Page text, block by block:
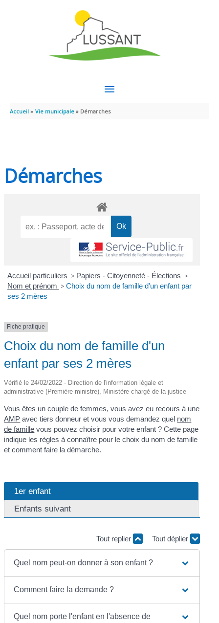
MENU
PRINCIPAL
Accueil Vie municipale Démarches
Démarches
Accueil particuliers > Papiers - Citoyenneté - Élections >
Nom et prénom > Choix du nom de famille d'un enfant par
ses 2 mères
Fiche pratique
Choix du nom de famille d'un
enfant par ses 2 mères
Vérifié le 24/02/2022 - Direction de l'information légale et
administrative (Première ministre), Ministère chargé de la justice
Vous êtes un couple de femmes, vous avez eu recours à une
AMP avec tiers donneur et vous vous demandez quel nom
de famille vous pouvez choisir pour votre enfant ? Cette page
indique les règles à connaître pour le choix du nom de famille
et comment faire la démarche.
1er enfant
Enfants suivant
Tout replier Tout déplier
Quel nom peut-on donner à son enfant ?
Comment faire la demande ?
Quel nom porte l'enfant en l'absence de